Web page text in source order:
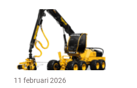
11 februari 2026